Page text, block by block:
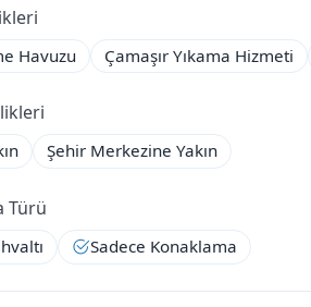
LA
Havuzu Çamaşır Yıkama Hizmeti
Şehir Merkezine Yakın
Türü
Sadece Konaklama